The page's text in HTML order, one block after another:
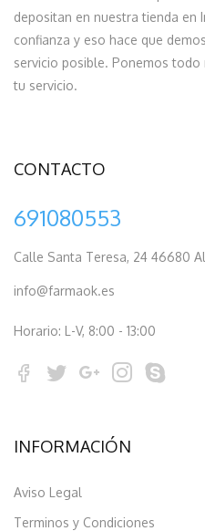
depositan en nuestra tienda en
confianza y eso hace que
servicio posible. Ponemos todo
tu servicio.
CONTACTO
691080553
Calle Santa Teresa, 24 46680
info@farmaok.es
Horario: L-V, 8:00 - 13:00
INFORMACIÓN
Aviso Legal
Terminos y Condiciones